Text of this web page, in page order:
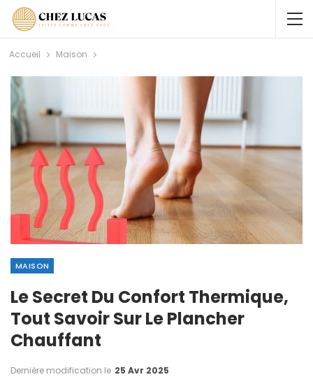
Accueil Maison
MAISON
Le Secret Du Confort Thermique,
Tout Savoir Sur Le Plancher
Chauffant
Dernière modification le 25 Avr 2025